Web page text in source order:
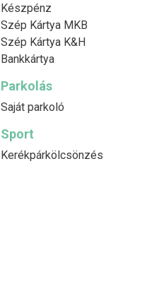
Készpénz
Szép Kártya MKB
Szép Kártya K&H
Bankkártya
Parkolás
Saját parkoló
Sport
Kerékpárkölcsönzés